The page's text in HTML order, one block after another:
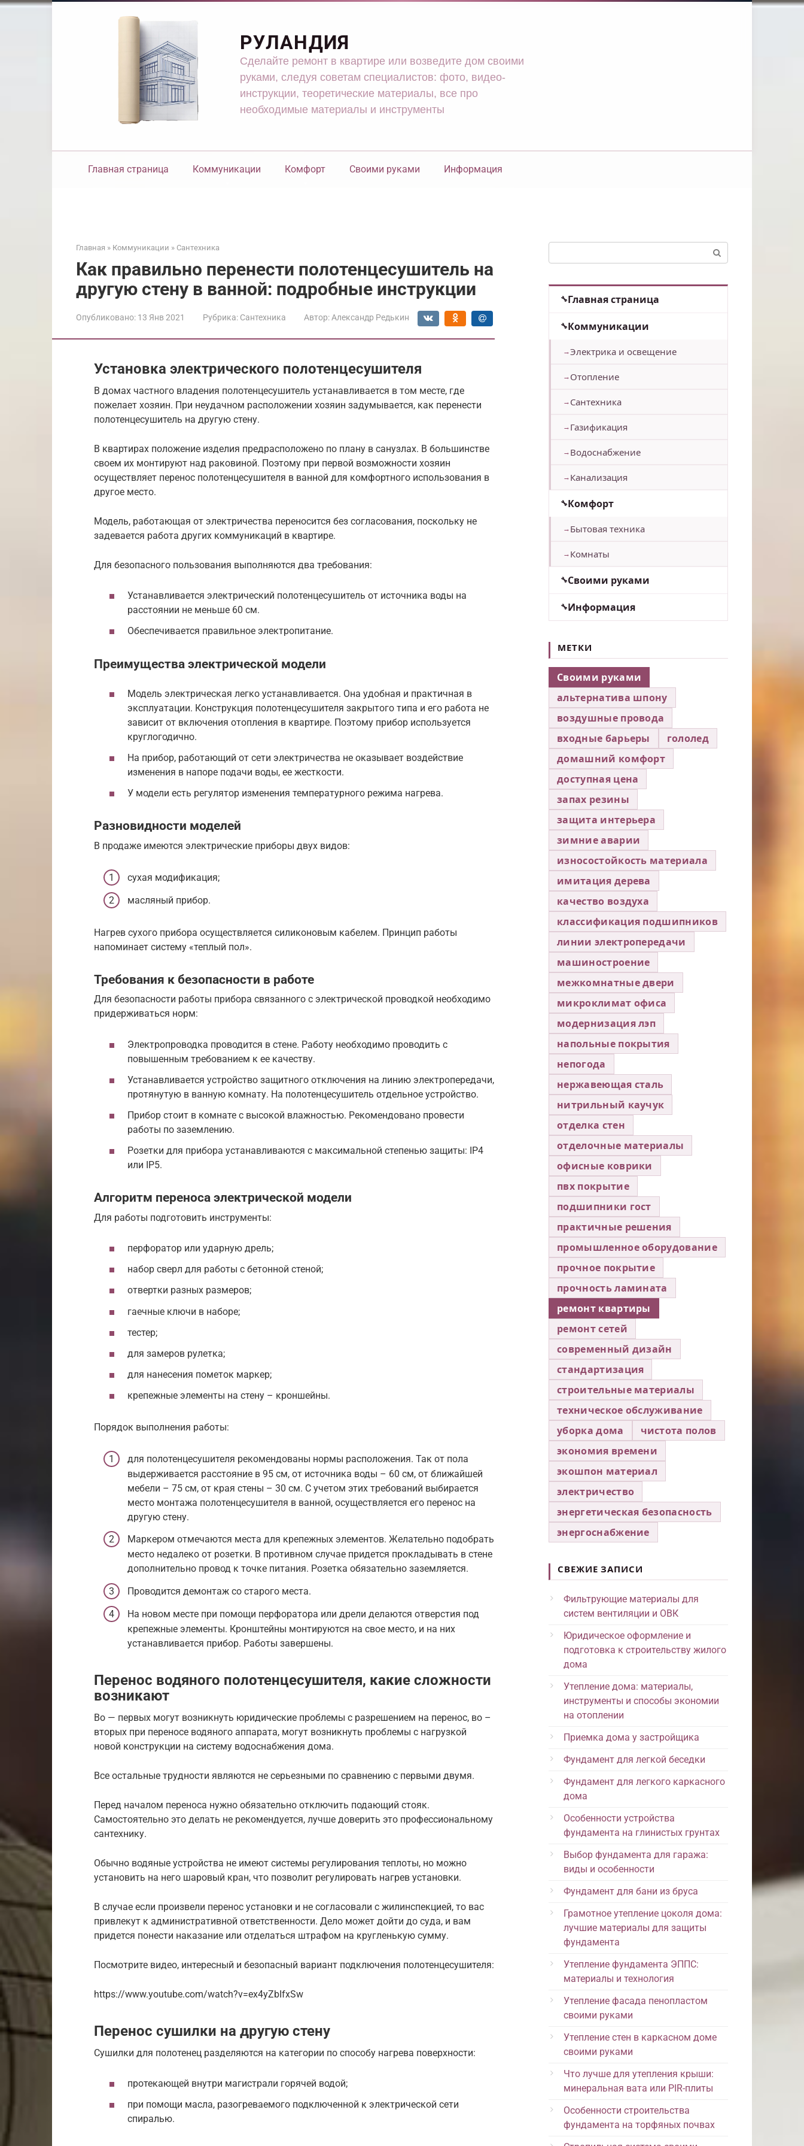
Перейти
РУЛАНДИЯ
Сделайте ремонт в квартире или возведите дом своими
руками, следуя советам специалистов: фото, видео-
инструкции, теоретические материалы, все про
необходимые материалы и инструменты
Главная страница Коммуникации Комфорт Своими руками Информация
Главная » Коммуникации » Сантехника
Как правильно перенести полотенцесушитель на
другую стену в ванной: подробные инструкции
Опубликовано: 13 Янв 2021 Рубрика: Сантехника Автор: Александр Редькин
Установка электрического полотенцесушителя
В домах частного владения полотенцесушитель устанавливается в том месте, где
пожелает хозяин. При неудачном расположении хозяин задумывается, как перенести
полотенцесушитель на другую стену.
В квартирах положение изделия предрасположено по плану в санузлах. В большинстве
своем их монтируют над раковиной. Поэтому при первой возможности хозяин
осуществляет перенос полотенцесушителя в ванной для комфортного использования в
другое место.
Модель, работающая от электричества переносится без согласования, поскольку не
задевается работа других коммуникаций в квартире.
Для безопасного пользования выполняются два требования:
Устанавливается электрический полотенцесушитель от источника воды на
расстоянии не меньше 60 см.
Обеспечивается правильное электропитание.
Преимущества электрической модели
Модель электрическая легко устанавливается. Она удобная и практичная в
эксплуатации. Конструкция полотенцесушителя закрытого типа и его работа не
зависит от включения отопления в квартире. Поэтому прибор используется
круглогодично.
На прибор, работающий от сети электричества не оказывает воздействие
изменения в напоре подачи воды, ее жесткости.
У модели есть регулятор изменения температурного режима нагрева.
Разновидности моделей
В продаже имеются электрические приборы двух видов:
сухая модификация;
масляный прибор.
Нагрев сухого прибора осуществляется силиконовым кабелем. Принцип работы
напоминает систему «теплый пол».
Требования к безопасности в работе
Для безопасности работы прибора связанного с электрической проводкой необходимо
придерживаться норм:
Электропроводка проводится в стене. Работу необходимо проводить с
повышенным требованием к ее качеству.
Устанавливается устройство защитного отключения на линию электропередачи,
протянутую в ванную комнату. На полотенцесушитель отдельное устройство.
Прибор стоит в комнате с высокой влажностью. Рекомендовано провести
работы по заземлению.
Розетки для прибора устанавливаются с максимальной степенью защиты: IP4
или IP5.
Алгоритм переноса электрической модели
Для работы подготовить инструменты:
перфоратор или ударную дрель;
набор сверл для работы с бетонной стеной;
отвертки разных размеров;
гаечные ключи в наборе;
тестер;
для замеров рулетка;
для нанесения пометок маркер;
крепежные элементы на стену – кроншейны.
Порядок выполнения работы:
для полотенцесушителя рекомендованы нормы расположения. Так от пола
выдерживается расстояние в 95 см, от источника воды – 60 см, от ближайшей
мебели – 75 см, от края стены – 30 см. С учетом этих требований выбирается
место монтажа полотенцесушителя в ванной, осуществляется его перенос на
другую стену.
Маркером отмечаются места для крепежных элементов. Желательно подобрать
место недалеко от розетки. В противном случае придется прокладывать в стене
дополнительно провод к точке питания. Розетка обязательно заземляется.
Проводится демонтаж со старого места.
На новом месте при помощи перфоратора или дрели делаются отверстия под
крепежные элементы. Кронштейны монтируются на свое место, и на них
устанавливается прибор. Работы завершены.
Перенос водяного полотенцесушителя, какие сложности
возникают
Во — первых могут возникнуть юридические проблемы с разрешением на перенос, во –
вторых при переносе водяного аппарата, могут возникнуть проблемы с нагрузкой
новой конструкции на систему водоснабжения дома.
Все остальные трудности являются не серьезными по сравнению с первыми двумя.
Перед началом переноса нужно обязательно отключить подающий стояк.
Самостоятельно это делать не рекомендуется, лучше доверить это профессиональному
сантехнику.
Обычно водяные устройства не имеют системы регулирования теплоты, но можно
установить на него шаровый кран, что позволит регулировать нагрев установки.
В случае если произвели перенос установки и не согласовали с жилинспекцией, то вас
привлекут к административной ответственности. Дело может дойти до суда, и вам
придется понести наказание или отделаться штрафом на кругленькую сумму.
Посмотрите видео, интересный и безопасный вариант подключения полотенцесушителя:
https://www.youtube.com/watch?v=ex4yZbIfxSw
Перенос сушилки на другую стену
Сушилки для полотенец разделяются на категории по способу нагрева поверхности:
протекающей внутри магистрали горячей водой;
при помощи масла, разогреваемого подключенной к электрической сети
спиралью.
Главная страница
Коммуникации
Электрика и освещение
Отопление
Сантехника
Газификация
Водоснабжение
Канализация
Комфорт
Бытовая техника
Комнаты
Своими руками
Информация
МЕТКИ
Своими руками
альтернатива шпону
воздушные провода
входные барьеры
гололед
домашний комфорт
доступная цена
запах резины
защита интерьера
зимние аварии
износостойкость материала
имитация дерева
качество воздуха
классификация подшипников
линии электропередачи
машиностроение
межкомнатные двери
микроклимат офиса
модернизация лэп
напольные покрытия
непогода
нержавеющая сталь
нитрильный каучук
отделка стен
отделочные материалы
офисные коврики
пвх покрытие
подшипники гост
практичные решения
промышленное оборудование
прочное покрытие
прочность ламината
ремонт квартиры
ремонт сетей
современный дизайн
стандартизация
строительные материалы
техническое обслуживание
уборка дома
чистота полов
экономия времени
экошпон материал
электричество
энергетическая безопасность
энергоснабжение
СВЕЖИЕ ЗАПИСИ
Фильтрующие материалы для
систем вентиляции и ОВК
Юридическое оформление и
подготовка к строительству жилого
дома
Утепление дома: материалы,
инструменты и способы экономии
на отоплении
Приемка дома у застройщика
Фундамент для легкой беседки
Фундамент для легкого каркасного
дома
Особенности устройства
фундамента на глинистых грунтах
Выбор фундамента для гаража:
виды и особенности
Фундамент для бани из бруса
Грамотное утепление цоколя дома:
лучшие материалы для защиты
фундамента
Утепление фундамента ЭППС:
материалы и технология
Утепление фасада пенопластом
своими руками
Утепление стен в каркасном доме
своими руками
Что лучше для утепления крыши:
минеральная вата или PIR-плиты
Особенности строительства
фундамента на торфяных почвах